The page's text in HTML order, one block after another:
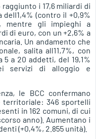
i 17,6 miliardi di
(contro il +0,9%
mentre gli impieghi a
di euro, con un +2,6% a
Un andamento che
salita all11,7%, con
a 20 addetti, del 19,1%
servizi di alloggio e
le BCC confermano
346 sportelli
in 162 comuni, di cui
anno). Aumentano i
(+0,4%, 2.855 unità).